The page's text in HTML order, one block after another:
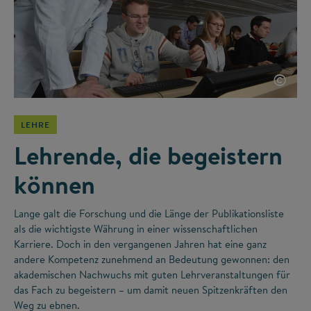
©
LEHRE
Lehrende, die begeistern
können
Lange galt die Forschung und die Länge der Publikationsliste
als die wichtigste Währung in einer wissenschaftlichen
Karriere. Doch in den vergangenen Jahren hat eine ganz
andere Kompetenz zunehmend an Bedeutung gewonnen: den
akademischen Nachwuchs mit guten Lehrveranstaltungen für
das Fach zu begeistern – um damit neuen Spitzenkräften den
Weg zu ebnen.